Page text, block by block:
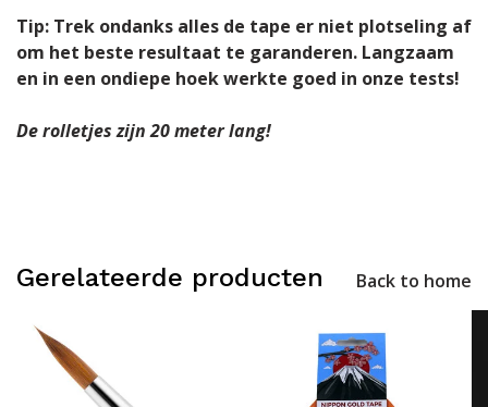
Tip: Trek ondanks alles de tape er niet plotseling af
om het beste resultaat te garanderen. Langzaam
en in een ondiepe hoek werkte goed in onze tests!
De rolletjes zijn 20 meter lang!
Gerelateerde producten Back to home